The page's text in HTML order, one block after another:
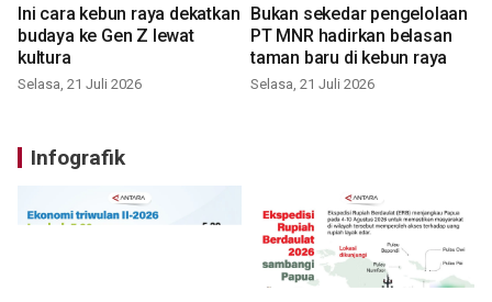
Ini cara kebun raya dekatkan
budaya ke Gen Z lewat
kultura
Selasa, 21 Juli 2026
Bukan sekedar pengelolaan
PT MNR hadirkan belasan
taman baru di kebun raya
Selasa, 21 Juli 2026
Infografik